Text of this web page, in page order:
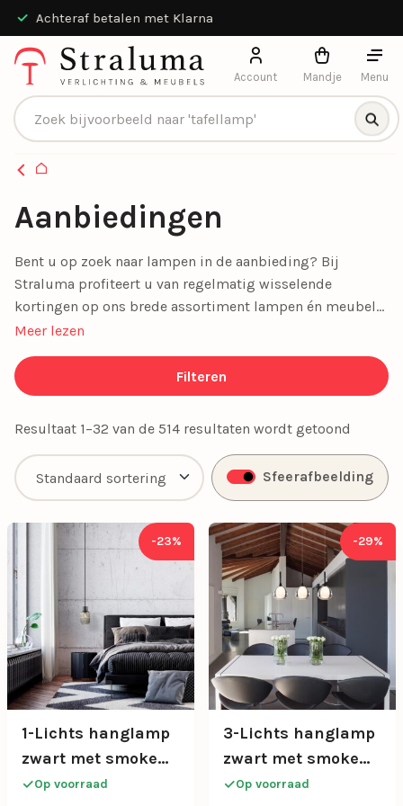
Achteraf betalen met Klarna
Producten zoeken
Account Mandje Menu
Aanbiedingen
Bent u op zoek naar lampen in de aanbieding? Bij
Straluma profiteert u van regelmatig wisselende
kortingen op ons brede assortiment lampen én meubels.
Van sfeervolle plafondlampen en spots tot stijlvolle
aanbiedingen maken stijlvol wonen betaalbaar. Mis geen
enkele deal en geef uw interieur een prachtige upgrade
Meer lezen
Filteren
Resultaat 1–32 van de 514 resultaten wordt getoond
Sfeerafbeelding
-23%
1-Lichts hanglamp
zwart met smoke
glazen cilinder
Op voorraad
-29%
3-Lichts hanglamp
zwart met smoke
glazen kappen
Op voorraad